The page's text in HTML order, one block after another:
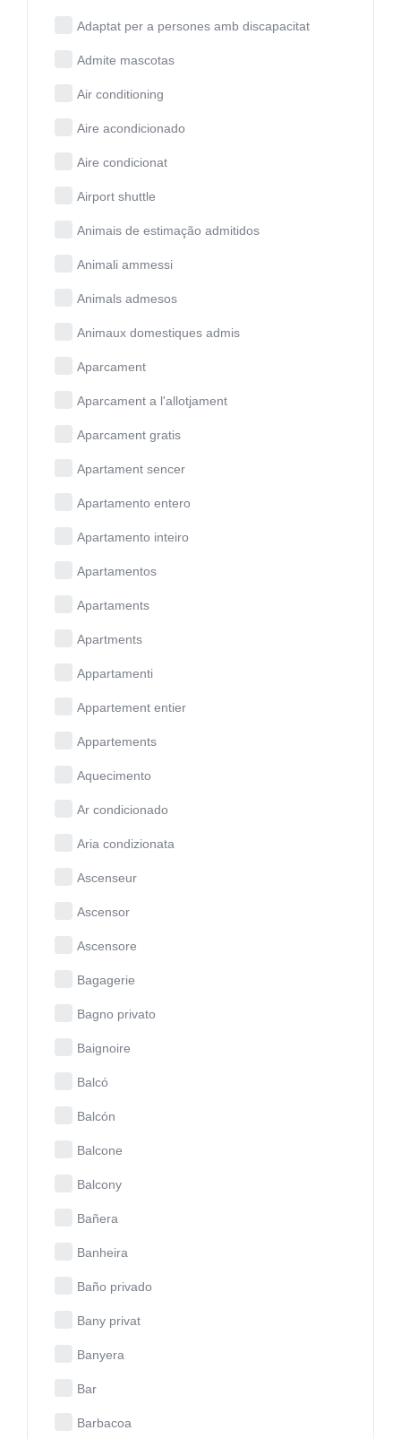
Adaptat per a persones amb discapacitat
Admite mascotas
Air conditioning
Aire acondicionado
Aire condicionat
Airport shuttle
Animais de estimação admitidos
Animali ammessi
Animals admesos
Animaux domestiques admis
Aparcament
Aparcament a l'allotjament
Aparcament gratis
Apartament sencer
Apartamento entero
Apartamento inteiro
Apartamentos
Apartaments
Apartments
Appartamenti
Appartement entier
Appartements
Aquecimento
Ar condicionado
Aria condizionata
Ascenseur
Ascensor
Ascensore
Bagagerie
Bagno privato
Baignoire
Balcó
Balcón
Balcone
Balcony
Bañera
Banheira
Baño privado
Bany privat
Banyera
Bar
Barbacoa